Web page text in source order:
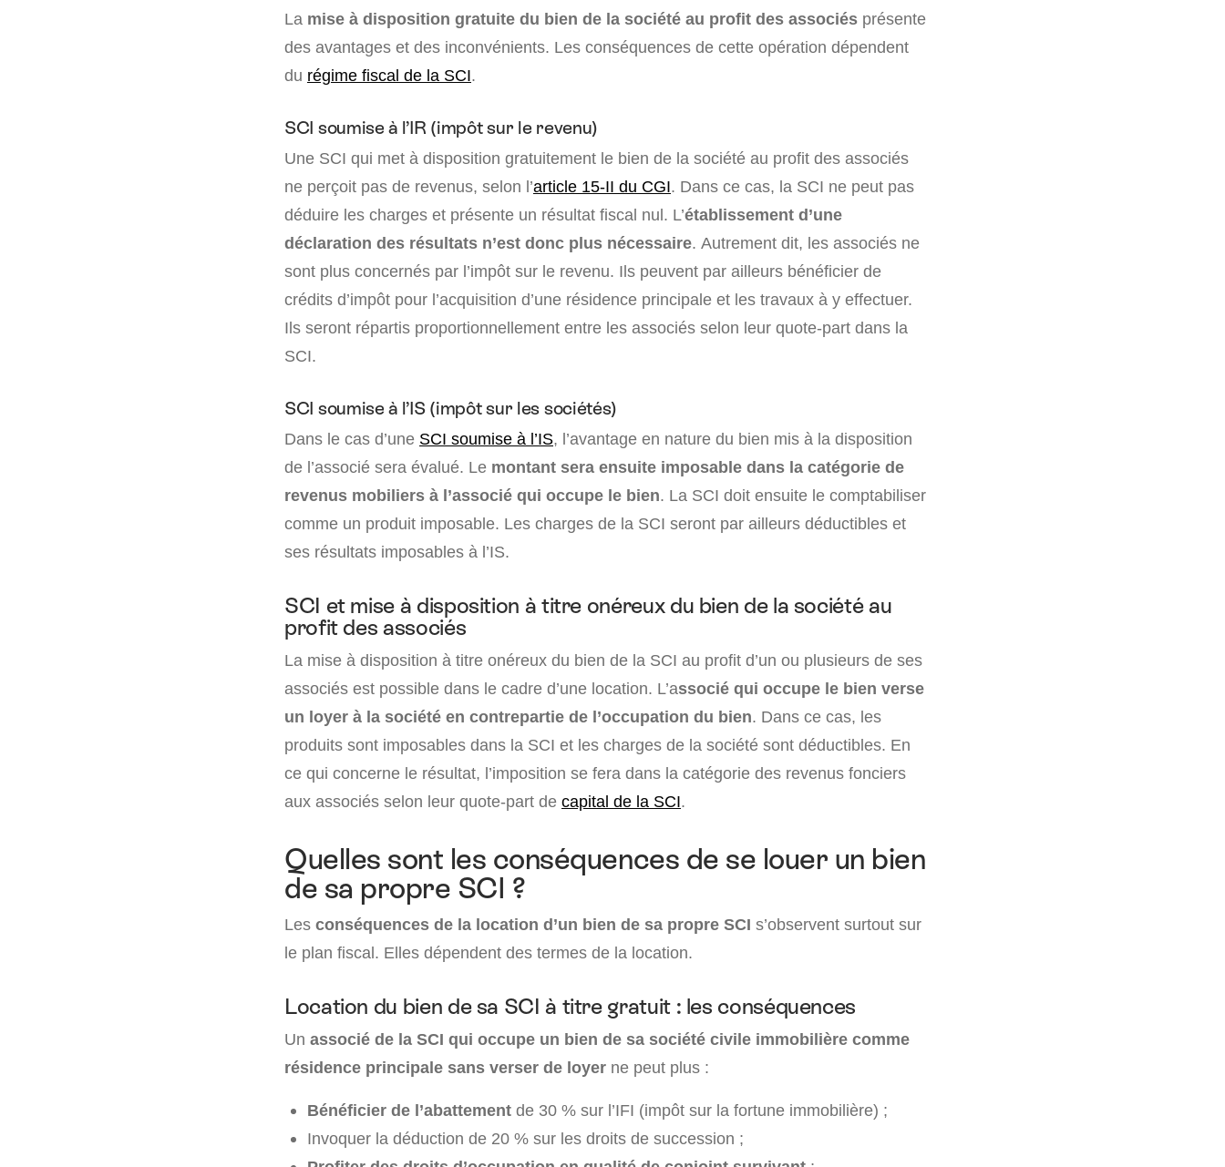
La mise à disposition gratuite du bien de la société au profit des associés présente
des avantages et des inconvénients. Les conséquences de cette opération dépendent
du régime fiscal de la SCI.
SCI soumise à l’IR (impôt sur le revenu)
Une SCI qui met à disposition gratuitement le bien de la société au profit des associés
ne perçoit pas de revenus, selon l’article 15-II du CGI. Dans ce cas, la SCI ne peut pas
déduire les charges et présente un résultat fiscal nul. L’établissement d’une
déclaration des résultats n’est donc plus nécessaire. Autrement dit, les associés ne
sont plus concernés par l’impôt sur le revenu. Ils peuvent par ailleurs bénéficier de
crédits d’impôt pour l’acquisition d’une résidence principale et les travaux à y effectuer.
Ils seront répartis proportionnellement entre les associés selon leur quote-part dans la
SCI.
SCI soumise à l’IS (impôt sur les sociétés)
Dans le cas d’une SCI soumise à l’IS, l’avantage en nature du bien mis à la disposition
de l’associé sera évalué. Le montant sera ensuite imposable dans la catégorie de
revenus mobiliers à l’associé qui occupe le bien. La SCI doit ensuite le comptabiliser
comme un produit imposable. Les charges de la SCI seront par ailleurs déductibles et
ses résultats imposables à l’IS.
SCI et mise à disposition à titre onéreux du bien de la société au
profit des associés
La mise à disposition à titre onéreux du bien de la SCI au profit d’un ou plusieurs de ses
associés est possible dans le cadre d’une location. L’associé qui occupe le bien verse
un loyer à la société en contrepartie de l’occupation du bien. Dans ce cas, les
produits sont imposables dans la SCI et les charges de la société sont déductibles. En
ce qui concerne le résultat, l’imposition se fera dans la catégorie des revenus fonciers
aux associés selon leur quote-part de capital de la SCI.
Quelles sont les conséquences de se louer un bien
de sa propre SCI ?
Les conséquences de la location d’un bien de sa propre SCI s’observent surtout sur
le plan fiscal. Elles dépendent des termes de la location.
Location du bien de sa SCI à titre gratuit : les conséquences
Un associé de la SCI qui occupe un bien de sa société civile immobilière comme
résidence principale sans verser de loyer ne peut plus :
Bénéficier de l’abattement de 30 % sur l’IFI (impôt sur la fortune immobilière) ;
Invoquer la déduction de 20 % sur les droits de succession ;